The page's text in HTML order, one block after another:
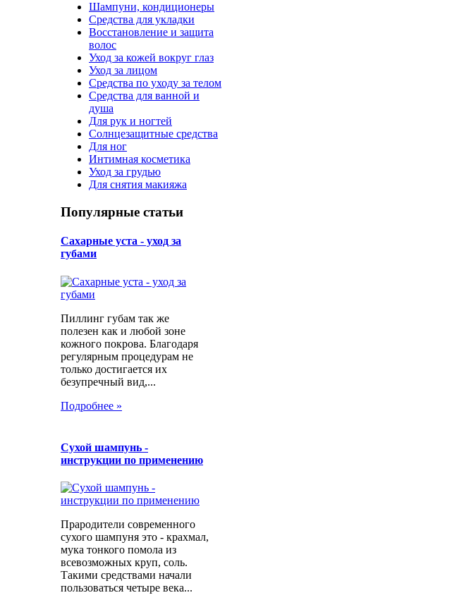
Шампуни, кондиционеры
Средства для укладки
Восстановление и защита
волос
Уход за кожей вокруг глаз
Уход за лицом
Средства по уходу за телом
Средства для ванной и
душа
Для рук и ногтей
Солнцезащитные средства
Для ног
Интимная косметика
Уход за грудью
Для снятия макияжа
Популярные статьи
Сахарные уста - уход за
губами
Пиллинг губам так же
полезен как и любой зоне
кожного покрова. Благодаря
регулярным процедурам не
только достигается их
безупречный вид,...
Подробнее »
Сухой шампунь -
инструкции по применению
Прародители современного
сухого шампуня это - крахмал,
мука тонкого помола из
всевозможных круп, соль.
Такими средствами начали
пользоваться четыре века...